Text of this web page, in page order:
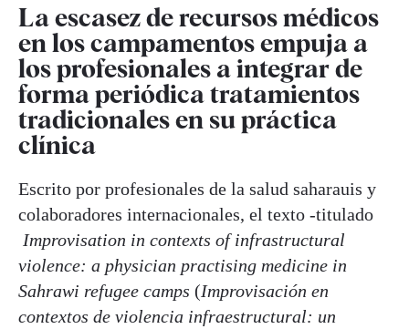
La escasez de recursos médicos
en los campamentos empuja a
los profesionales a integrar de
forma periódica tratamientos
tradicionales en su práctica
clínica
Escrito por profesionales de la salud saharauis y
colaboradores internacionales, el texto -titulado
Improvisation in contexts of infrastructural
violence: a physician practising medicine in
Sahrawi refugee camps (Improvisación en
contextos de violencia infraestructural: un